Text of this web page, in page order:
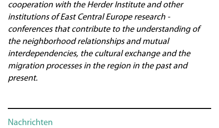
cooperation with the Herder Institute and other
institutions of East Central Europe research -
conferences that contribute to the understanding of
the neighborhood relationships and mutual
interdependencies, the cultural exchange and the
migration processes in the region in the past and
present.
Nachrichten